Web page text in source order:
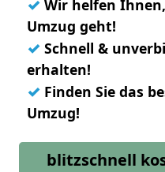
✓ Wir helfen
Umzug geht!
✓ Schnell &
erhalten!
✓ Finden Sie das
Umzug!
blitzschnell